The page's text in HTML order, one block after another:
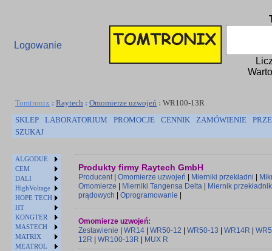
Logowanie
Tomtronix : Raytech : Omomierze uzwojeń : WR100-13R
SKLEP
LABORATORIUM PROMOCJE CENNIK ZAMÓWIENIE
SZUKAJ
ALGODUE
CEM
DALI
HighVoltage
HOPE TECH
HT
KONGTER
MASTECH
MATRIX
MEATROL
Produkty firmy Raytech GmbH
Producent| Omomierze uzwojeń Mierniki przekładni
Omomierze
Mierniki Tangensa Delta
Miernik
prądowych
Oprogramowanie
Omomierze uzwojeń:
Zestawienie
WR14 WR50-12 WR50-13 WR14R
12R
WR100-13R MUX R